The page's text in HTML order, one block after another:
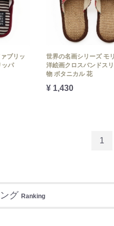
ブリッ
ッパ
世界の名画シリーズ モ
洋絵画クロスバンドス
物 ボタニカル 花
¥ 1,430
1
グ Ranking